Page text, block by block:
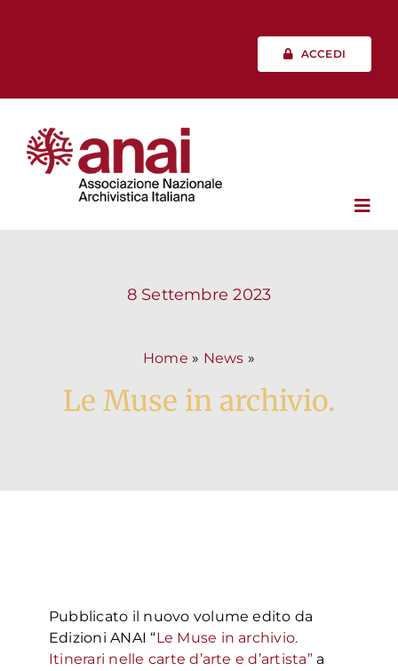
ACCEDI
Professione
CERCA
PER:
8 Settembre 2023
Home » News »
Le Muse in archivio.
Pubblicato il nuovo volume edito da
Edizioni ANAI “Le Muse in archivio.
Itinerari nelle carte d’arte e d’artista”a